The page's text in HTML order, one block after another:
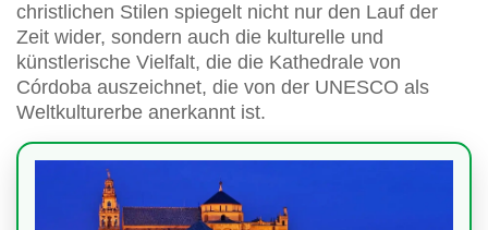
christlichen Stilen spiegelt nicht nur den Lauf der
Zeit wider, sondern auch die kulturelle und
künstlerische Vielfalt, die die Kathedrale von
Córdoba auszeichnet, die von der UNESCO als
Weltkulturerbe anerkannt ist.